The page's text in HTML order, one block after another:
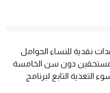
نقدية للنساء الحوامل
دون سن الخامسة
التابع لبرنامج